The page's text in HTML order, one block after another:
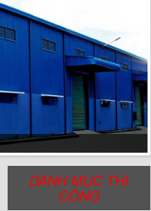
DANH MỤC THI
CÔNG